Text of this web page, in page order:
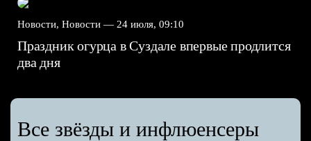
Новости, Новости — 24 июля, 09:10
Праздник огурца в Суздале впервые продлится
два дня
Все звёзды и инфлюенсеры